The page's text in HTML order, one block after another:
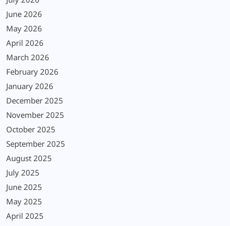
June 2026
May 2026
April 2026
March 2026
February 2026
January 2026
December 2025
November 2025
October 2025
September 2025
August 2025
July 2025
June 2025
May 2025
April 2025